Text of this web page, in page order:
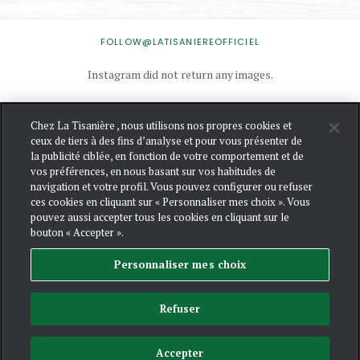
FOLLOW@LATISANIEREOFFICIEL
Instagram did not return any images.
NOUS
CONTACTER
LÉGALES
ET DE
COOKIES
Chez La Tisanière , nous utilisons nos propres cookies et
ceux de tiers à des fins d’analyse et pour vous présenter de
la publicité ciblée, en fonction de votre comportement et de
vos préférences, en nous basant sur vos habitudes de
navigation et votre profil. Vous pouvez configurer ou refuser
ces cookies en cliquant sur « Personnaliser mes choix ». Vous
pouvez aussi accepter tous les cookies en cliquant sur le
bouton « Accepter ».
Personnaliser mes choix
Refuser
Accepter